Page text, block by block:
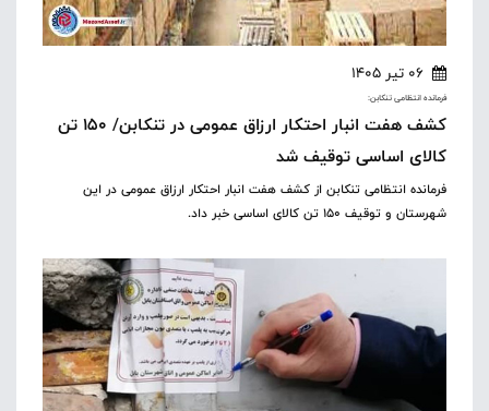
06 تیر 1405
فرمانده انتظامی تنکابن:
کشف هفت انبار احتکار ارزاق عمومی در تنکابن/ ۱۵۰ تن
کالای اساسی توقیف شد
فرمانده انتظامی تنکابن از کشف هفت انبار احتکار ارزاق عمومی در این
شهرستان و توقیف ۱۵۰ تن کالای اساسی خبر داد.